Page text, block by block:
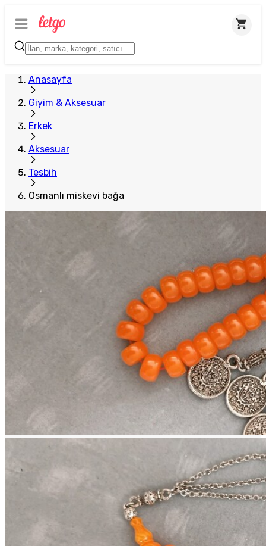
Anasayfa
Giyim & Aksesuar
Erkek
Aksesuar
Tesbih
Osmanlı miskevi bağa